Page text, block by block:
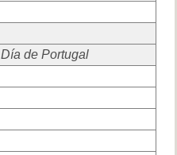
Día de Portugal